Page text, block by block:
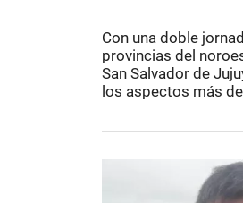
Con una doble
provincias del
San Salvador de
los aspectos más